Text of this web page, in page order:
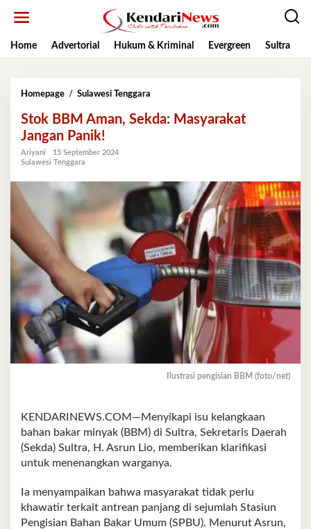
Home
Advertorial Hukum & Kriminal Evergreen Sultra
Homepage / Sulawesi Tenggara
Aman,
Stok BBM Aman, Sekda: Masyarakat
Jangan Panik!
Ariyani
15 September 2024
Sulawesi Tenggara
Ilustrasi pengisian BBM (foto/net)
KENDARINEWS.COM—Menyikapi isu kelangkaan
bahan bakar minyak (BBM) di Sultra, Sekretaris Daerah
(Sekda) Sultra, H. Asrun Lio, memberikan klarifikasi
untuk menenangkan warganya.
Ia menyampaikan bahwa masyarakat tidak perlu
khawatir terkait antrean panjang di sejumlah Stasiun
Pengisian Bahan Bakar Umum (SPBU). Menurut Asrun,